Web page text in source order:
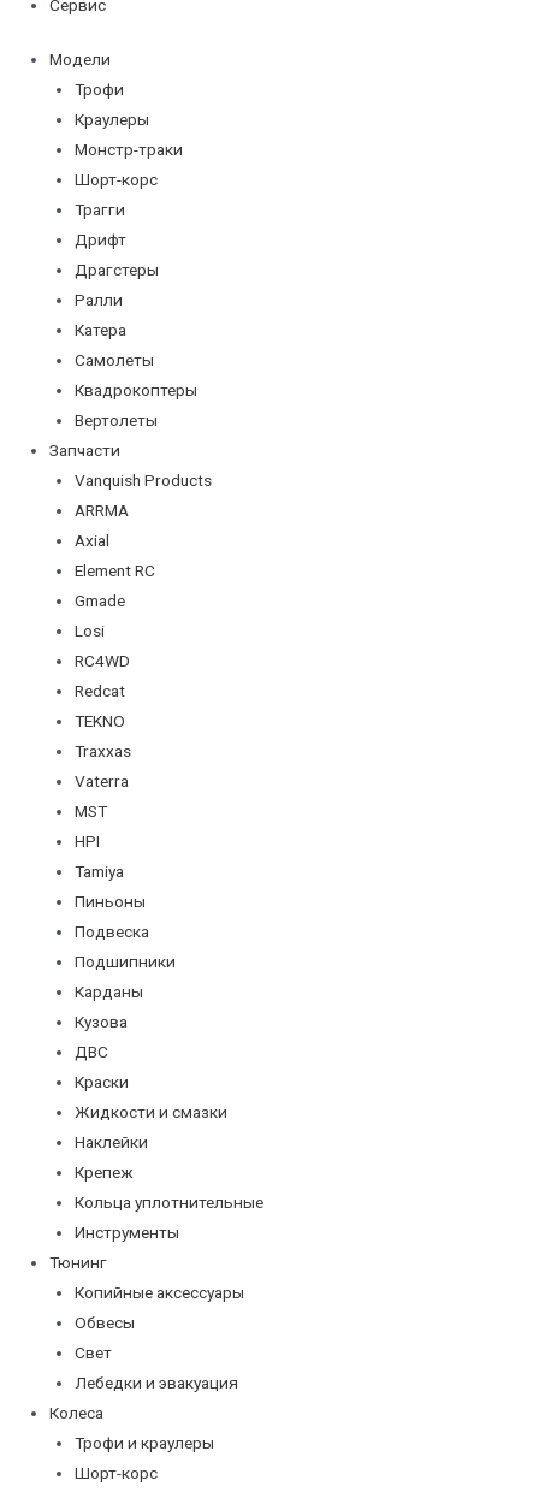
Сервис
Модели
Трофи
Краулеры
Монстр-траки
Шорт-корс
Трагги
Дрифт
Драгстеры
Ралли
Катера
Самолеты
Квадрокоптеры
Вертолеты
Запчасти
Vanquish Products
ARRMA
Axial
Element RC
Gmade
Losi
RC4WD
Redcat
TEKNO
Traxxas
Vaterra
MST
HPI
Tamiya
Пиньоны
Подвеска
Подшипники
Карданы
Кузова
ДВС
Краски
Жидкости и смазки
Наклейки
Крепеж
Кольца уплотнительные
Инструменты
Тюнинг
Копийные аксессуары
Обвесы
Свет
Лебедки и эвакуация
Колеса
Трофи и краулеры
Шорт-корс